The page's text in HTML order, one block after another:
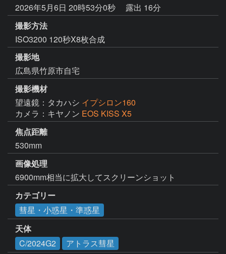
2026年5月6日 20時53分0秒
露出 16分
撮影方法
ISO3200 120秒X8枚合成
撮影地
広島県竹原市自宅
撮影機材
望遠鏡：タカハシ イプシロン160
カメラ：キヤノン EOS KISS X5
焦点距離
530mm
画像処理
6900mm相当に拡大してスクリーンショット
カテゴリー
彗星・小惑星・準惑星
天体
C/2024G2
アトラス彗星